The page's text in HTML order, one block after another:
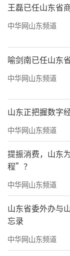
除了欧
西上市，并
izon冰箱点
具深度的全
的升级与重塑
王磊已任山东省
中华网山东频道
喻剑南已任山东
中华网山东频道
山东正把握数字
中华网山东频道
提振消费，山东
程”？
中华网山东频道
山东省委外办与
忘录
中华网山东频道